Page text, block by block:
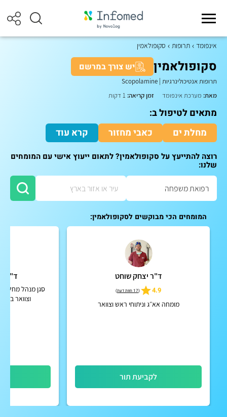
אינפומד תרופות סקופולאמין
סקופולאמין יש צורך במרשם
תרופות אנטיכולינרגיות Scopolamine
מאת: מערכת אינפומד זמן קריאה:
מתאים לטיפול ב:
מחלת ים
כאבי מחזור קרא עוד
רוצה להתייעץ על סקופולאמין? לתאום ייעוץ אישי עם המומחים
שלנו:
המומחים הכי מבוקשים לסקופולאמין:
ד"ר יצחק שוחט
4.9
(17 חוות דעת )
מומחה אא״ג וניתוחי ראש וצוואר
לקביעת תור
ד"ר
סגן מנהל מחלקת
וצוואר